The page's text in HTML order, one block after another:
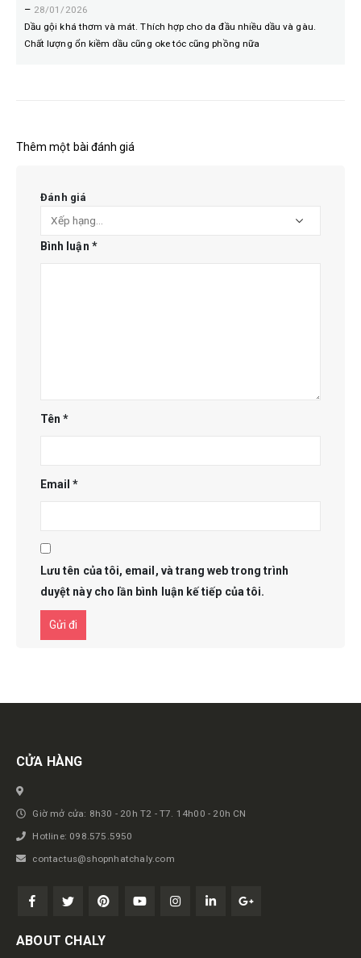
– 28/01/2026
Dầu gội khá thơm và mát. Thích hợp cho da đầu nhiều dầu và gàu.
Chất lượng ổn kiềm dầu cũng oke tóc cũng phồng nữa
Thêm một bài đánh giá
Đánh giá
Bình luận *
Tên*
Email*
Lưu tên của tôi, email, và trang web trong trình
duyệt này cho lần bình luận kế tiếp của tôi.
Get in touch
CỬA HÀNG
Giờ mở cửa: 8h30 - 20h T2 - T7. 14h00 - 20h CN
Hotline: 098.575.5950
contactus@shopnhatchaly.com
ABOUT CHALY